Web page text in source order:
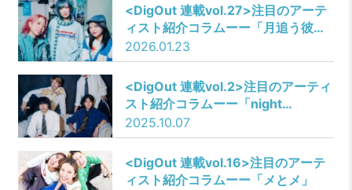
<DigOut 連載vol.27>注目のアーテ
ィスト紹介コラムーー「月追う彼
方」
2026.01.23
​​<DigOut 連載vol.2>注目のアーティ
スト紹介コラムーー「night
roomers」
2025.10.07
​​<DigOut 連載vol.16>注目のアーテ
ィスト紹介コラムーー「メとメ」